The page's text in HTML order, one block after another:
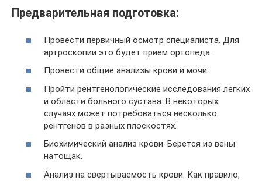
Предварительная подготовка:
Провести первичный осмотр специалиста. Для
артроскопии это будет прием ортопеда.
Провести общие анализы крови и мочи.
Пройти рентгенологические исследования легких
и области больного сустава. В некоторых
случаях может потребоваться несколько
рентгенов в разных плоскостях.
Биохимический анализ крови. Берется из вены
натощак.
Анализ на свертываемость крови. Как правило,